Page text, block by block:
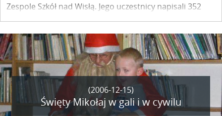
Zespole Szkół nad Wisłą. Jego uczestnicy napisali 352
listy, co stanowi 1 / 4 protestów w obronie praw
człowieka z wystosowanych Lubelszczyzny.
(2006-12-15)
Święty Mikołaj w gali i w cywilu